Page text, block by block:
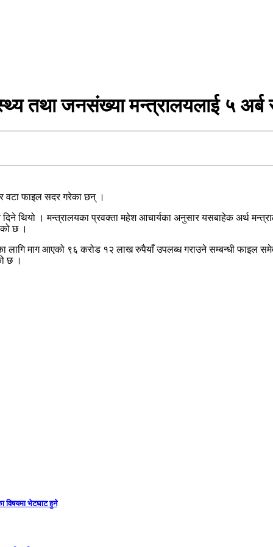
तथा जनसंख्या मन्त्रालयलाई ५
वटा फाइल सदर गरेका छन् ।
थियो । मन्त्रालयका प्रवक्ता महेश आचार्यका अनुसार यसबाहेक अर्थ
छ ।
लागि माग आएको ९६ करोड १२ लाख रुपैयाँ उपलब्ध गराउने सम्बन्धी फाइल
छ ।
विषयमा भेटघाट हुने